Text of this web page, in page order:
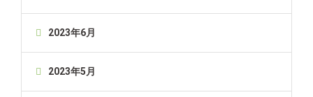
2023年6月
2023年5月